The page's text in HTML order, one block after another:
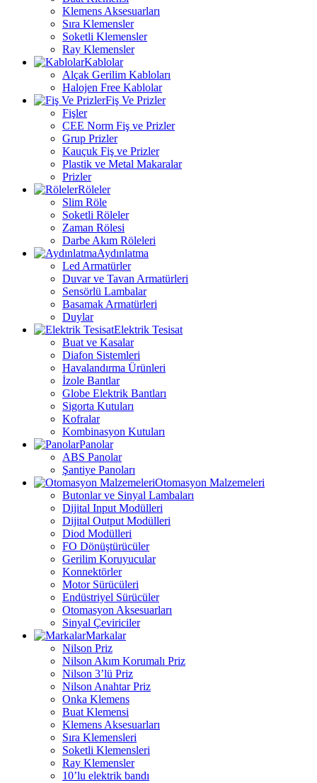
Klemens Aksesuarları
Sıra Klemensler
Soketli Klemensler
Ray Klemensler
Kablolar
Alçak Gerilim Kabloları
Halojen Free Kablolar
Fiş Ve Prizler
Fişler
CEE Norm Fiş ve Prizler
Grup Prizler
Kauçuk Fiş ve Prizler
Plastik ve Metal Makaralar
Prizler
Röleler
Slim Röle
Soketli Röleler
Zaman Rölesi
Darbe Akım Röleleri
Aydınlatma
Led Armatürler
Duvar ve Tavan Armatürleri
Sensörlü Lambalar
Basamak Armatürleri
Duylar
Elektrik Tesisat
Buat ve Kasalar
Diafon Sistemleri
Havalandırma Ürünleri
İzole Bantlar
Globe Elektrik Bantları
Sigorta Kutuları
Kofralar
Kombinasyon Kutuları
Panolar
ABS Panolar
Şantiye Panoları
Otomasyon Malzemeleri
Butonlar ve Sinyal Lambaları
Dijital Input Modülleri
Dijital Output Modülleri
Diod Modülleri
FO Dönüştürücüler
Gerilim Koruyucular
Konnektörler
Motor Sürücüleri
Endüstriyel Sürücüler
Otomasyon Aksesuarları
Sinyal Çeviriciler
Markalar
Nilson Priz
Nilson Akım Korumalı Priz
Nilson 3’lü Priz
Nilson Anahtar Priz
Onka Klemens
Buat Klemensi
Klemens Aksesuarları
Sıra Klemensleri
Soketli Klemensleri
Ray Klemensler
10’lu elektrik bandı